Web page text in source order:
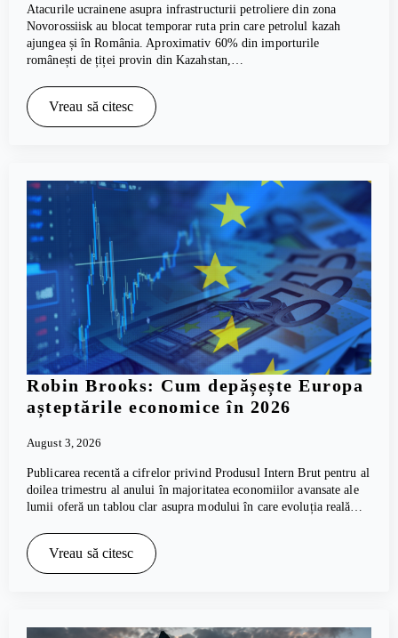
Atacurile ucrainene asupra infrastructurii petroliere din zona
Novorossiisk au blocat temporar ruta prin care petrolul kazah
ajungea și în România. Aproximativ 60% din importurile
românești de țiței provin din Kazahstan,…
Vreau să citesc
Robin Brooks: Cum depășește Europa
așteptările economice în 2026
August 3, 2026
Publicarea recentă a cifrelor privind Produsul Intern Brut pentru al
doilea trimestru al anului în majoritatea economiilor avansate ale
lumii oferă un tablou clar asupra modului în care evoluția reală…
Vreau să citesc